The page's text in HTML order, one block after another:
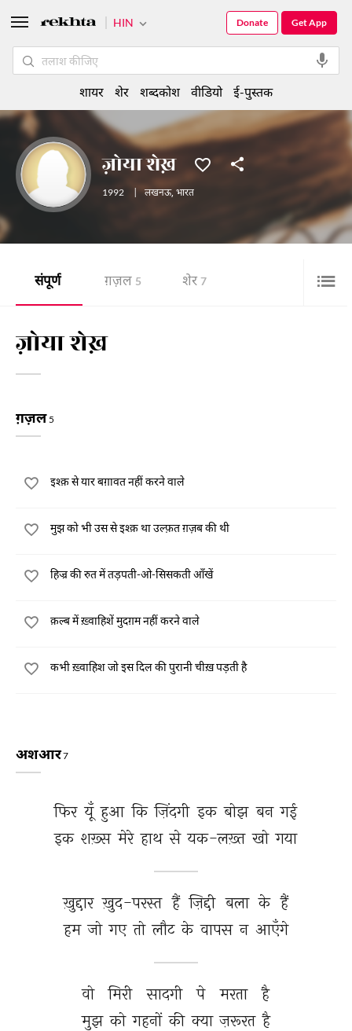
ज़ोया शेख़
1992 लखनऊ, भारत
संपूर्ण ग़ज़ल 5 शेर 7
ज़ोया शेख़
ग़ज़ल5
इश्क़ से यार बग़ावत नहीं करने वाले
मुझ को भी उस से इश्क़ था उल्फ़त ग़ज़ब की थी
हिज्र की रुत में तड़पती-ओ-सिसकती आँखें
क़ल्ब में ख़्वाहिशें मुदग़म नहीं करने वाले
कभी ख़्वाहिश जो इस दिल की पुरानी चीख़ पड़ती है
अशआर7
फिर यूँ हुआ कि ज़िंदगी इक बोझ बन गई
इक शख़्स मेरे हाथ से यक-लख़्त खो गया
ख़ुद्दार ख़ुद-परस्त हैं ज़िद्दी बला के हैं
हम जो गए तो लौट के वापस न आएँगे
वो मिरी सादगी पे मरता
है
मुझ को गहनों की क्या ज़रूरत है
HIN Get App
Donate
शायर शेर शब्दकोश वीडियो ई-पुस्तक